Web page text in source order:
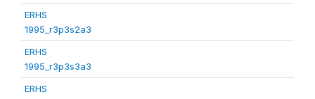
ERHS
1995_r3p3s2a3
ERHS
1995_r3p3s3a3
ERHS